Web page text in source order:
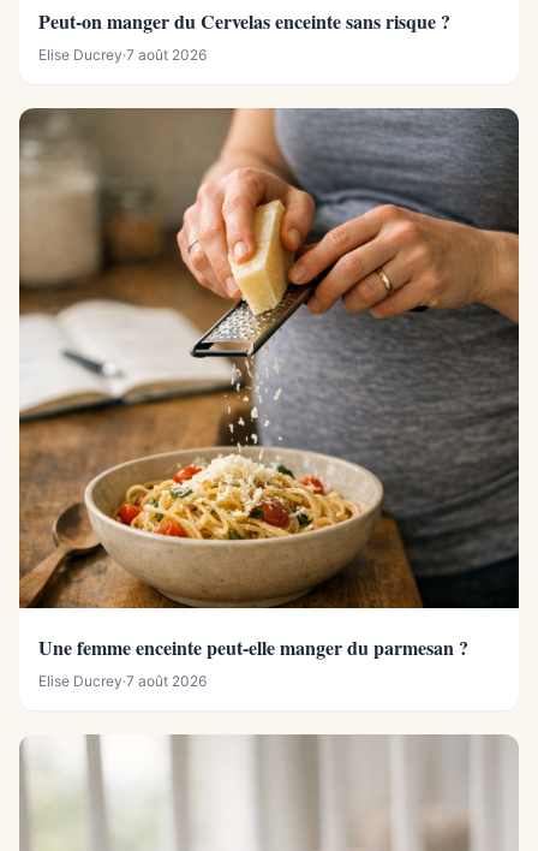
Peut-on manger du Cervelas enceinte sans risque ?
Elise Ducrey·7 août 2026
Une femme enceinte peut-elle manger du parmesan ?
Elise Ducrey·7 août 2026